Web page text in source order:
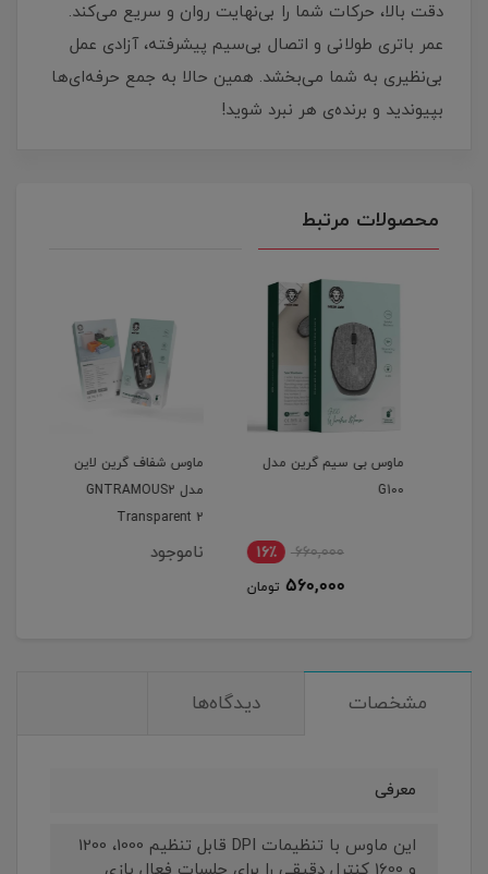
دقت بالا، حرکات شما را بی‌نهایت روان و سریع می‌کند.
عمر باتری طولانی و اتصال بی‌سیم پیشرفته، آزادی عمل
بی‌نظیری به شما می‌بخشد. همین حالا به جمع حرفه‌ای‌ها
بپیوندید و برنده‌ی هر نبرد شوید!
محصولات مرتبط
ماوس بی سیم گرین مدل
G100
660,000 16٪
560,000 تومان
ماوس شفاف گرین لاین
مدل GNTRAMOUS2
Transparent 2
ناموجود
مشخصات دیدگاه‌ها
معرفی
این ماوس با تنظیمات DPI قابل تنظیم 1000، 1200